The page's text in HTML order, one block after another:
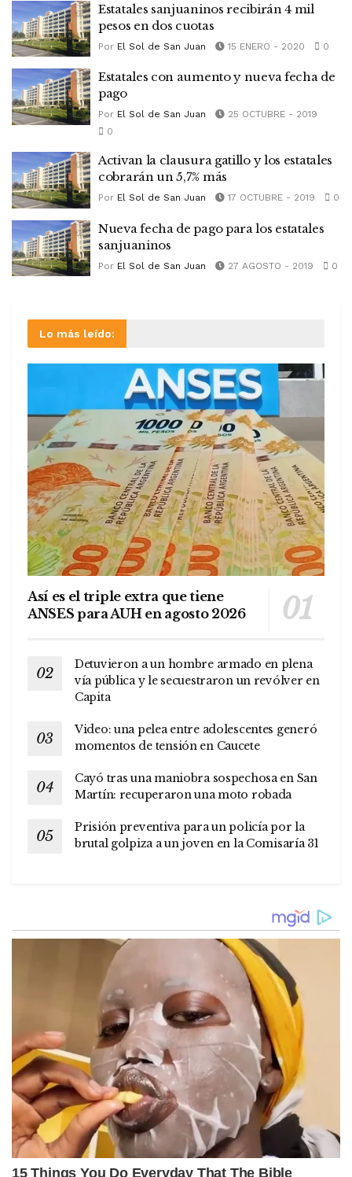
Estatales sanjuaninos recibirán 4 mil
pesos en dos cuotas
Por El Sol de San Juan 15 ENERO - 2020 0
Estatales con aumento y nueva fecha de
pago
Por El Sol de San Juan
25 OCTUBRE - 2019
0
Activan la clausura gatillo y los estatales
cobrarán un 5,7% más
Por El Sol de San Juan 17 OCTUBRE - 2019 0
Nueva fecha de pago para los estatales
sanjuaninos
Por El Sol de San Juan 27 AGOSTO - 2019 0
Lo más leído:
Así es el triple extra que tiene
ANSES para AUH en agosto 2026
Detuvieron a un hombre armado en plena
vía pública y le secuestraron un revólver en
Capita
Video: una pelea entre adolescentes generó
momentos de tensión en Caucete
Cayó tras una maniobra sospechosa en San
Martín: recuperaron una moto robada
Prisión preventiva para un policía por la
brutal golpiza a un joven en la Comisaría 31